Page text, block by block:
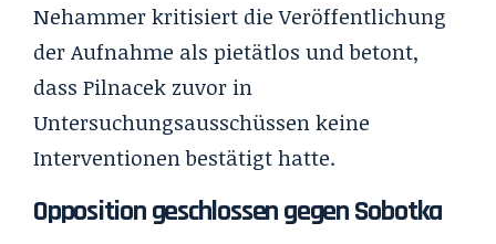
Nehammer kritisiert die Veröffentlichung
der Aufnahme als pietätlos und betont,
dass Pilnacek zuvor in
Untersuchungsausschüssen keine
Interventionen bestätigt hatte.
Opposition geschlossen gegen Sobotka